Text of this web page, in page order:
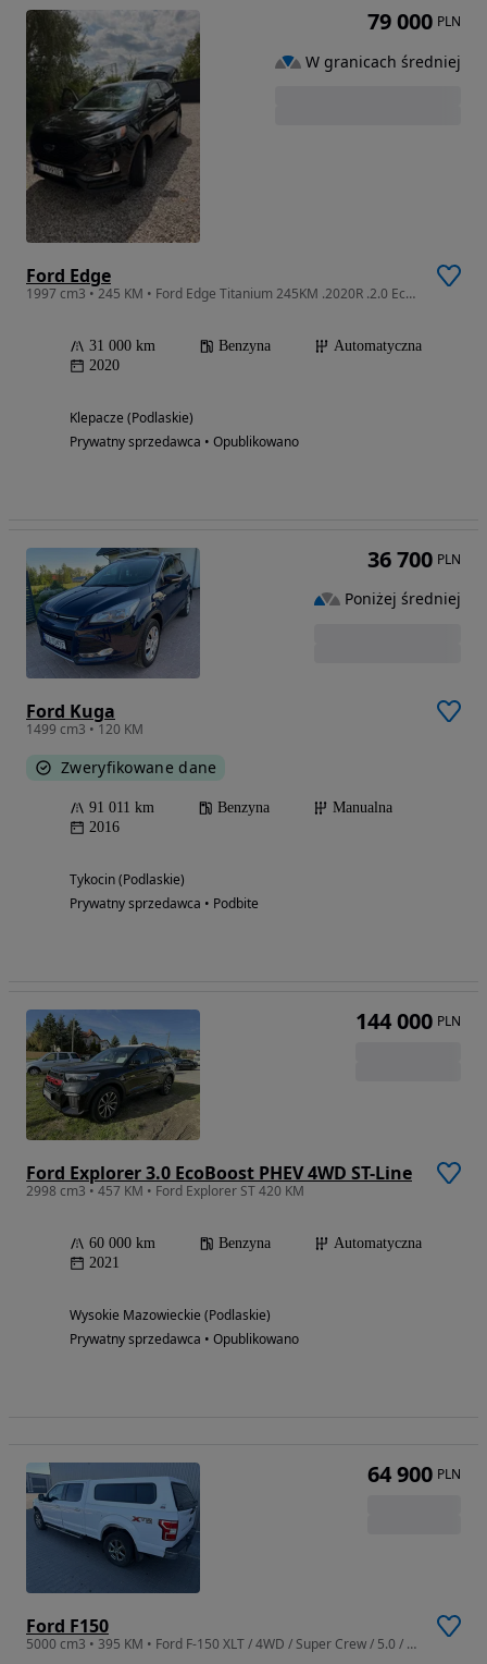
Ford Edge
1997 cm3 • 245 KM • Ford Edge Titanium 245KM .2020R .2.0 EcoBoost .4x4. Automat.Benzyna.
31 000 km Benzyna
Automatyczna
2020
Klepacze (Podlaskie)
Prywatny sprzedawca • Opublikowano
79 000 PLN
W granicach średniej
Ford Kuga
1499 cm3 • 120 KM
Zweryfikowane dane
91 011 km Benzyna
Manualna
2016
Tykocin (Podlaskie)
Prywatny sprzedawca • Podbite
36 700 PLN
Poniżej średniej
Ford Explorer 3.0 EcoBoost PHEV 4WD ST-Line
2998 cm3 • 457 KM • Ford Explorer ST 420 KM
60 000 km Benzyna
Automatyczna
2021
Wysokie Mazowieckie (Podlaskie)
Prywatny sprzedawca • Opublikowano
144 000 PLN
Ford F150
5000 cm3 • 395 KM • Ford F-150 XLT / 4WD / Super Crew / 5.0 / 395KM / FV 23% /
64 900 PLN